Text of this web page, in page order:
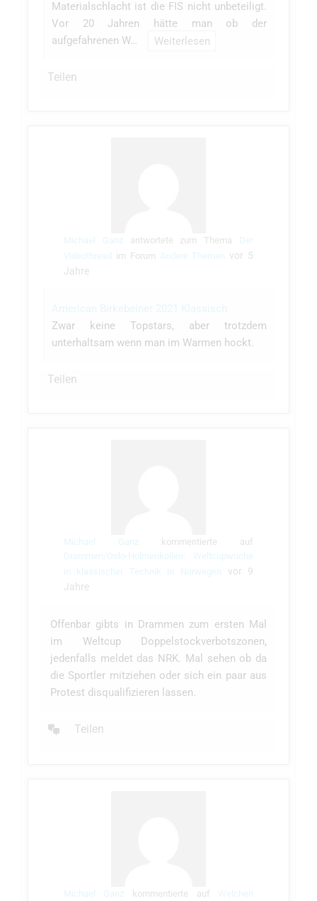
Materialschlacht ist die FIS nicht unbeteiligt.
Vor 20 Jahren hätte man ob der
aufgefahrenen W…
Weiterlesen
Teilen
Michael Ganzantwortete zum Thema Der
Videothread
im Forum Andere Themen vor 5
Jahre
Zwar keine Topstars, aber trotzdem
unterhaltsam wenn man im Warmen hockt.
Teilen
Michael Ganzkommentierte auf
Drammen/Oslo-Holmenkollen: Weltcupwoche
in klassischer Technik in Norwegen
vor 9
Jahre
Offenbar gibts in Drammen zum ersten Mal
im Weltcup Doppelstockverbotszonen,
jedenfalls meldet das NRK. Mal sehen ob da
die Sportler mitziehen oder sich ein paar aus
Protest disqualifizieren lassen.
Konversation
anzeigen
Teilen
Michael Ganz kommentierte auf Welchen